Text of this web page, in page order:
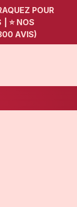
POUR
⭐ NOS
AVIS)